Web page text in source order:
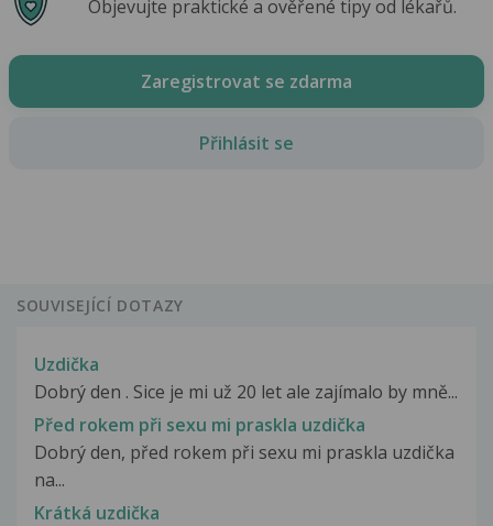
Objevujte praktické a ověřené tipy od lékařů.
Zaregistrovat se zdarma
Přihlásit se
SOUVISEJÍCÍ DOTAZY
Uzdička
Dobrý den . Sice je mi už 20 let ale zajímalo by mně...
Před rokem při sexu mi praskla uzdička
Dobrý den, před rokem při sexu mi praskla uzdička
na...
Krátká uzdička